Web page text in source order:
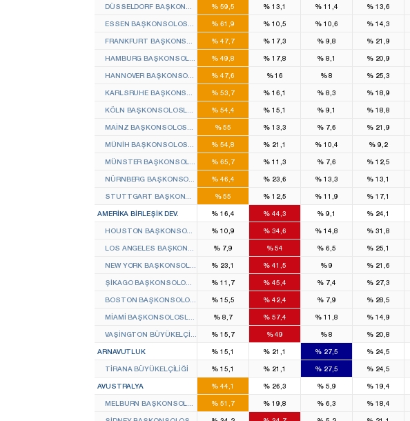
DÜSSELDORF BAŞKONSOLOSLUĞU
% 59,5 % 13,1 % 11,4 % 13,6
ESSEN BAŞKONSOLOSLUĞU % 61,9 % 10,5 % 10,6 % 14,3
FRANKFURT BAŞKONSOLOSLUĞU
% 47,7 % 17,3 % 9,8 % 21,9
HAMBURG BAŞKONSOLOSLUĞU
% 49,8 % 17,8 % 8,1 % 20,9
HANNOVER BAŞKONSOLOSLUĞU
% 47,6 %16 %8 % 25,3
KARLSRUHE BAŞKONSOLOSLUĞU
% 53,7 % 16,1 % 8,3 % 18,9
KÖLN BAŞKONSOLOSLUĞU % 54,4 % 15,1 % 9,1 % 18,8
MAINZ BAŞKONSOLOSLUĞU %55 % 13,3 % 7,6 % 21,9
MÜNIH BAŞKONSOLOSLUĞU % 54,8 % 21,1 % 10,4 % 9,2
MÜNSTER BAŞKONSOLOSLUĞU
% 65,7 % 11,3 % 7,6 % 12,5
NÜRNBERG BAŞKONSOLOSLUĞU
% 46,4 % 23,6 % 13,3 % 13,1
STUTTGART BAŞKONSOLOSLUĞU
%55 % 12,5 % 11,9 % 17,1
AMERIKA BIRLEŞIK DEV. % 16,4 % 44,3 % 9,1 % 24,1
HOUSTON BAŞKONSOLOSLUĞU
% 10,9 % 34,6 % 14,8 % 31,8
LOS ANGELES BAŞKONSOLOSLUĞU
% 7,9 %54 % 6,5 % 25,1
NEW YORK BAŞKONSOLOSLUĞU
% 23,1 % 41,5 %9 % 21,6
ŞIKAGO BAŞKONSOLOSLUĞU % 11,7 % 45,4 % 7,4 % 27,3
BOSTON BAŞKONSOLOSLUĞU% 15,5 % 42,4 % 7,9 % 28,5
MIAMI BAŞKONSOLOSLUĞU % 8,7 % 57,4 % 11,8 % 14,9
VAŞINGTON BÜYÜKELÇILIĞI % 15,7 %49 %8 % 20,8
ARNAVUTLUK % 15,1 % 21,1 % 27,5 % 24,5
TIRANA BÜYÜKELÇILIĞI % 15,1 % 21,1 % 27,5 % 24,5
AVUSTRALYA % 44,1 % 26,3 % 5,9 % 19,4
MELBURN BAŞKONSOLOSLUĞU
% 51,7 % 19,8 % 6,3 % 18,4